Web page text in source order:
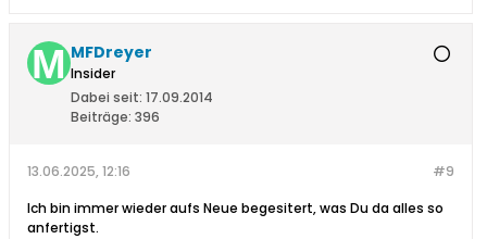
MFDreyer
Insider
Dabei seit: 17.09.2014
Beiträge: 396
#9
13.06.2025, 12:16
Ich bin immer wieder aufs Neue begesitert, was Du da alles so
anfertigst.